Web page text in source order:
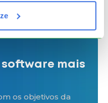
para que futuras
software mais
os objetivos da